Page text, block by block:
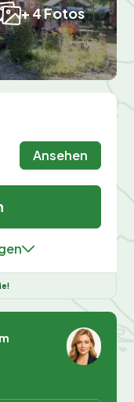
+ 4 Fotos
Ansehen